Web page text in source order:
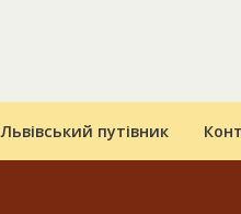
Львівський путівник